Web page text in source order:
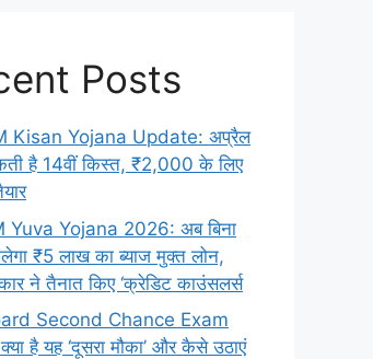
Posts
Kisan Yojana Update: अप्रैल
है 14वीं किस्त, ₹2,000 के लिए
Yuva Yojana 2026: अब बिना
₹5 लाख का ब्याज मुक्त लोन,
ने तैनात किए ‘क्रेडिट काउंसलर्स
Second Chance Exam
है यह ‘दूसरा मौका’ और कैसे उठाएं